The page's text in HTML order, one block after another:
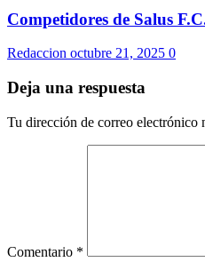
Competidores de Salus
Redaccion octubre 21, 2025 0
Deja una respuesta
Tu dirección de correo electrónico
Comentario *